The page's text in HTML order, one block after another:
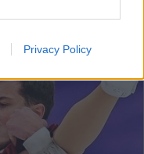
Privacy Policy